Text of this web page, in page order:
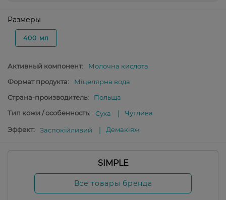
Размеры
400 мл
Активный компонент:
Молочна кислота
Формат продукта:
Міцелярна вода
Страна-производитель:
Польща
Тип кожи / особенность:
Суха Чутлива
Эффект: Заспокійливий Демакіяж
SIMPLE
Все товары бренда